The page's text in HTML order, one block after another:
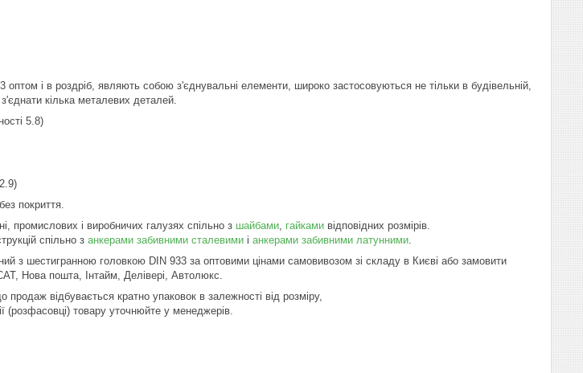
і в роздріб, являють собою з'єднувальні елементи, широко застосовуються не тільки в будівельній,
кілька металевих деталей.
5.8)
покриття.
промислових і виробничих галузях спільно з шайбами, гайками відповідних розмірів.
спільно з анкерами забивними сталевими і анкерами забивними латунними.
з шестигранною головкою DIN 933 за оптовими цінами самовивозом зі складу в Києві або замовити
Нова пошта, Інтайм, Делівері, Автолюкс.
відбувається кратно упаковок в залежності від розміру,
товару уточнюйте у менеджерів.